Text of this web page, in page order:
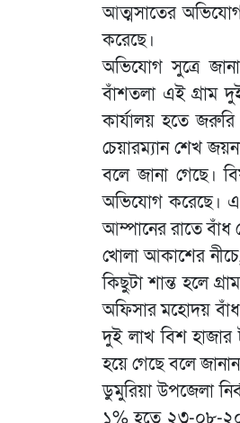
আত্মসাতের অভিযোগ
করেছে।
অভিযোগ সুত্রে
বাঁশতলা এই গ্রাম
কার্যালয় হতে
চেয়ারম্যান শেখ
বলে জানা গেছে।
অভিযোগ করেছে। এ
আম্পানের রাতে বাঁধ
খোলা আকাশের
কিছুটা শান্ত হলে
অফিসার মহোদয় বাঁধ
দুই লাখ বিশ হাজার
হয়ে গেছে বলে
ডুমুরিয়া উপজেলা